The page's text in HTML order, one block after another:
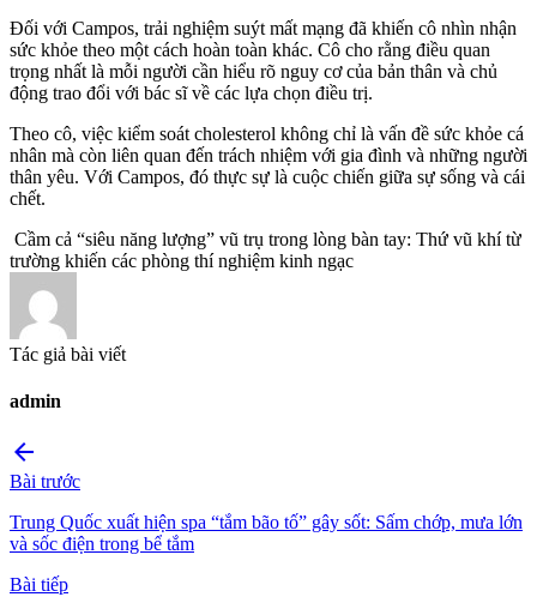
Đối với Campos, trải nghiệm suýt mất mạng đã khiến cô nhìn nhận
sức khỏe theo một cách hoàn toàn khác. Cô cho rằng điều quan
trọng nhất là mỗi người cần hiểu rõ nguy cơ của bản thân và chủ
động trao đổi với bác sĩ về các lựa chọn điều trị.
Theo cô, việc kiểm soát cholesterol không chỉ là vấn đề sức khỏe cá
nhân mà còn liên quan đến trách nhiệm với gia đình và những người
thân yêu. Với Campos, đó thực sự là cuộc chiến giữa sự sống và cái
chết.
Cầm cả “siêu năng lượng” vũ trụ trong lòng bàn tay: Thứ vũ khí từ
trường khiến các phòng thí nghiệm kinh ngạc
Tác giả bài viết
admin
arrow_back
Bài trước
Trung Quốc xuất hiện spa “tắm bão tố” gây sốt: Sấm chớp, mưa lớn
và sốc điện trong bể tắm
Bài tiếp